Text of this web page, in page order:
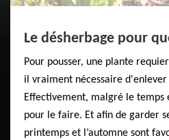
Le désherbage pour
Pour pousser, une plante
il vraiment nécessaire d'enlever
Effectivement, malgré le
pour le faire. Et afin de garder
printemps et l’automne sont